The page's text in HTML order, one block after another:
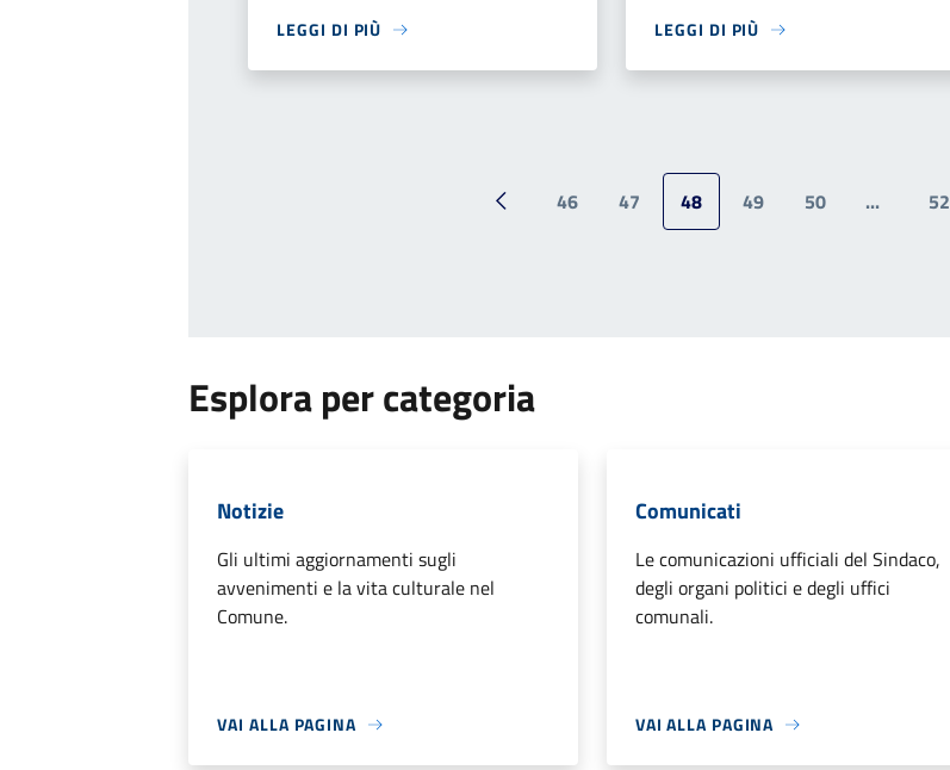
LEGGI DI PIÙ LEGGI DI PIÙ
Pagina precedente
46 47 48 49 50 ... 52
Esplora per categoria
Notizie
Gli ultimi aggiornamenti sugli
avvenimenti e la vita culturale nel
Comune.
VAI ALLA PAGINA
Comunicati
Le comunicazioni ufficiali del Sindaco,
degli organi politici e degli uffici
comunali.
VAI ALLA PAGINA